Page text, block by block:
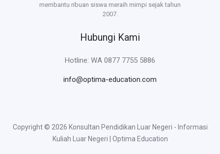
membantu ribuan siswa meraih mimpi sejak tahun
2007.
Hubungi Kami
Hotline: WA 0877 7755 5886
info@optima-education.com
Copyright © 2026 Konsultan Pendidikan Luar Negeri - Informasi
Kuliah Luar Negeri | Optima Education